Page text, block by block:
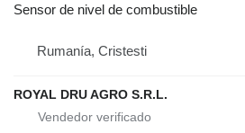
Sensor de nivel de combustible
Rumanía, Cristesti
ROYAL DRU AGRO S.R.L.